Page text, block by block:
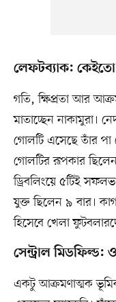
লেফটব্যাক: কেইতো
গতি, ক্ষিপ্রতা আর
মাতাচ্ছেন নাকামুরা।
গোলটি এসেছে তাঁর পা
গোলটির রূপকার ছিলেন
ড্রিবলিংয়ে ৫টিই
যুক্ত ছিলেন ৯ বার।
হিসেবে খেলা
সেন্ট্রাল মিডফিল্ড:
একটু আক্রমণাত্মক